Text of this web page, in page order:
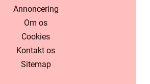
Annoncering
Om os
Cookies
Kontakt os
Sitemap